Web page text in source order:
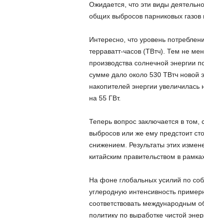
Ожидается, что эти виды
общих выбросов парниковых газов
Интересно, что уровень
терраватт-часов (ТВтч). Тем не
производства солнечной энергии
сумме дало около 530 ТВтч новой
накопителей энергии
на 55 ГВт.
Теперь вопрос заключается в
выбросов или же ему предстоит
снижением. Результаты этих
китайским правительством в
На фоне глобальных усилий по
углеродную интенсивность
соответствовать международным
политику по выработке чистой